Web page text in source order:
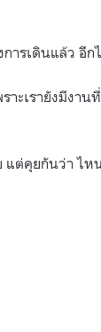
ารเดินแล้ว อีก
ราะเรายังมีงา
แต่คุยกันว่า ไ